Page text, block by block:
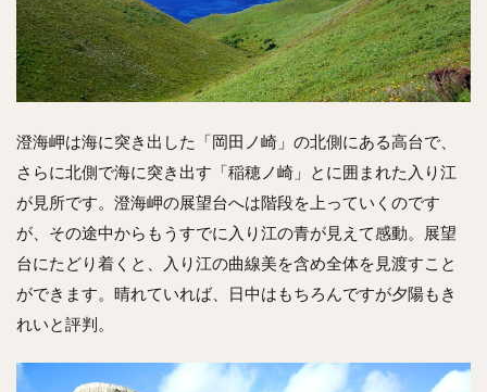
澄海岬は海に突き出した「岡田ノ崎」の北側にある高台で、
さらに北側で海に突き出す「稲穂ノ崎」とに囲まれた入り江
が見所です。澄海岬の展望台へは階段を上っていくのです
が、その途中からもうすでに入り江の青が見えて感動。展望
台にたどり着くと、入り江の曲線美を含め全体を見渡すこと
ができます。晴れていれば、日中はもちろんですが夕陽もき
れいと評判。